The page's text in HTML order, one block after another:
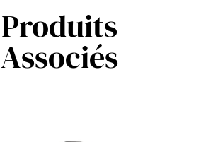
Produits
Associés